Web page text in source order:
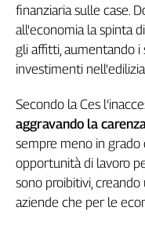
nel
Lavoro
Territori
Molise
Alto
Adige
Basilicata
Calabria
Campania
finanziaria sulle case.
all'economia la spinta
gli affitti, aumentando
investimenti nell'edilizia
Secondo la Ces
aggravando la
sempre meno in
opportunità di lavoro
sono proibitivi,
aziende che per le